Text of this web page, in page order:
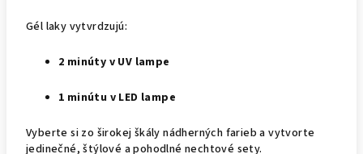
Gél laky vytvrdzujú:
2 minúty v UV lampe
1 minútu v LED lampe
Vyberte si zo širokej škály nádherných farieb a vytvorte
jedinečné, štýlové a pohodlné nechtové sety.